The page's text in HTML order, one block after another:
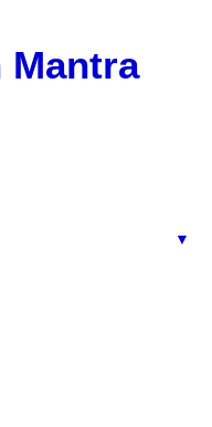
Mantra
▼